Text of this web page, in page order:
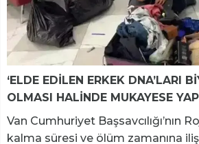
‘ELDE EDİLEN ERKEK DNA’LARI
OLMASI HALİNDE MUKAYESE
Van Cumhuriyet Başsavcılığı’nın
kalma süresi ve ölüm zamanına